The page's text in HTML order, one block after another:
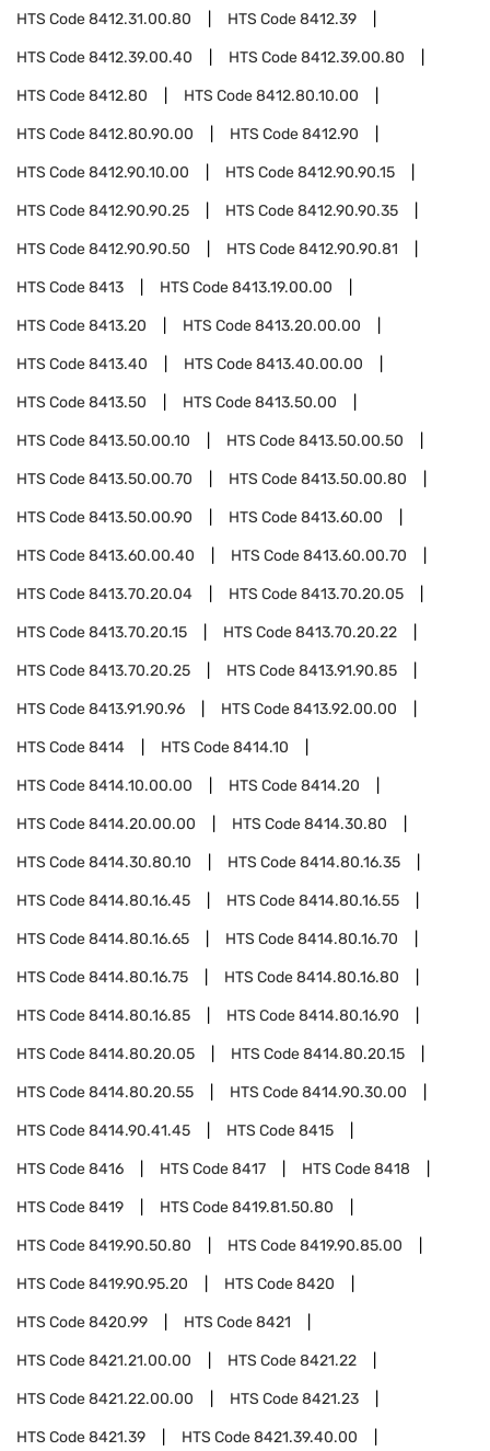
HTS Code8412.31.00.80 HTS Code8412.39
HTS Code8412.39.00.40 HTS Code8412.39.00.80
HTS Code8412.80 HTS Code8412.80.10.00
HTS Code8412.80.90.00 HTS Code8412.90
HTS Code8412.90.10.00 HTS Code8412.90.90.15
HTS Code8412.90.90.25 HTS Code8412.90.90.35
HTS Code8412.90.90.50 HTS Code8412.90.90.81
HTS Code8413 HTS Code8413.19.00.00
HTS Code8413.20 HTS Code8413.20.00.00
HTS Code8413.40 HTS Code8413.40.00.00
HTS Code8413.50 HTS Code8413.50.00
HTS Code8413.50.00.10 HTS Code8413.50.00.50
HTS Code8413.50.00.70 HTS Code8413.50.00.80
HTS Code8413.50.00.90 HTS Code8413.60.00
HTS Code8413.60.00.40 HTS Code8413.60.00.70
HTS Code8413.70.20.04 HTS Code8413.70.20.05
HTS Code8413.70.20.15 HTS Code8413.70.20.22
HTS Code8413.70.20.25 HTS Code8413.91.90.85
HTS Code8413.91.90.96 HTS Code8413.92.00.00
HTS Code8414 HTS Code8414.10
HTS Code8414.10.00.00 HTS Code8414.20
HTS Code8414.20.00.00 HTS Code8414.30.80
HTS Code8414.30.80.10 HTS Code8414.80.16.35
HTS Code8414.80.16.45 HTS Code8414.80.16.55
HTS Code8414.80.16.65 HTS Code8414.80.16.70
HTS Code8414.80.16.75 HTS Code8414.80.16.80
HTS Code8414.80.16.85 HTS Code8414.80.16.90
HTS Code8414.80.20.05 HTS Code8414.80.20.15
HTS Code8414.80.20.55 HTS Code8414.90.30.00
HTS Code8414.90.41.45 HTS Code8415
HTS Code8416 HTS Code8417 HTS Code8418
HTS Code8419 HTS Code8419.81.50.80
HTS Code8419.90.50.80 HTS Code8419.90.85.00
HTS Code8419.90.95.20 HTS Code8420
HTS Code8420.99 HTS Code8421
HTS Code8421.21.00.00 HTS Code8421.22
HTS Code8421.22.00.00 HTS Code8421.23
HTS Code8421.39 HTS Code8421.39.40.00